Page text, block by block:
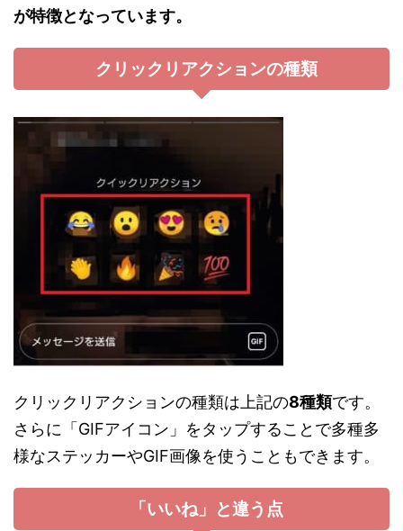
が特徴となっています。
クリックリアクションの種類
クリックリアクションの種類は上記の8種類です。
さらに「GIFアイコン」をタップすることで多種多
様なステッカーやGIF画像を使うこともできます。
「いいね」と違う点